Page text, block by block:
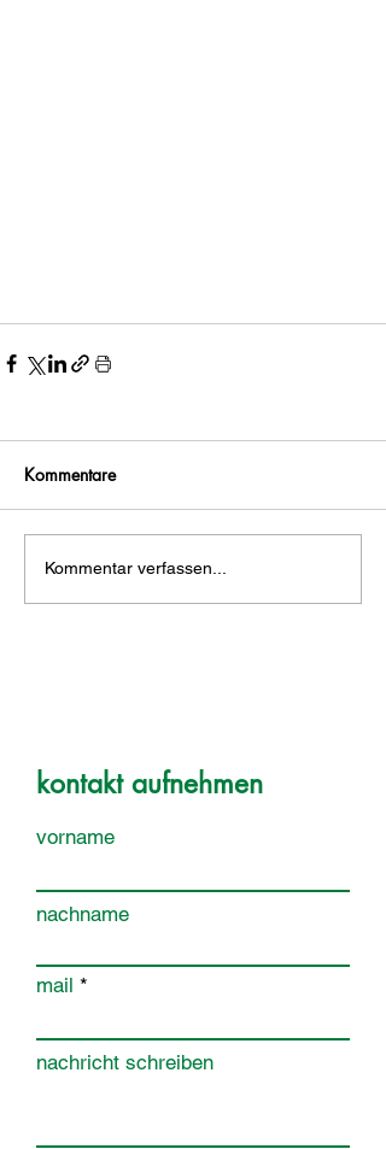
Kommentare
Kommentar verfassen...
kontakt aufnehmen
vorname
nachname
mail
nachricht schreiben